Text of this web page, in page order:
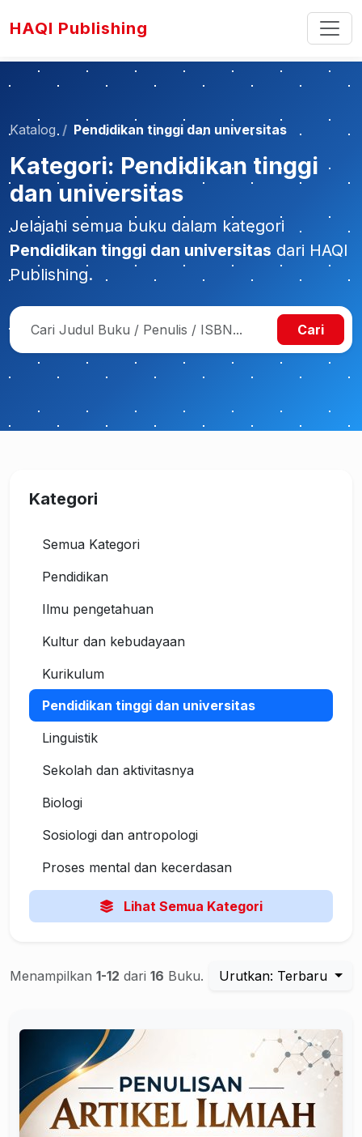
HAQI Publishing
Katalog Pendidikan tinggi dan universitas
Kategori: Pendidikan tinggi
dan universitas
Jelajahi semua buku dalam kategori
Pendidikan tinggi dan universitas dari HAQI
Publishing.
Cari
Kategori
Semua Kategori
Pendidikan
Ilmu pengetahuan
Kultur dan kebudayaan
Kurikulum
Pendidikan tinggi dan universitas
Linguistik
Sekolah dan aktivitasnya
Biologi
Sosiologi dan antropologi
Proses mental dan kecerdasan
Lihat Semua Kategori
Menampilkan 1-12 dari 16 Buku. Urutkan: Terbaru